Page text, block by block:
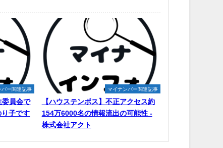
バー関連記事
委員会で
子です
マイナンバー関連記事
【ハウステンボス】不正アクセス約
154万6000名の情報流出の可能性 -
株式会社アクト